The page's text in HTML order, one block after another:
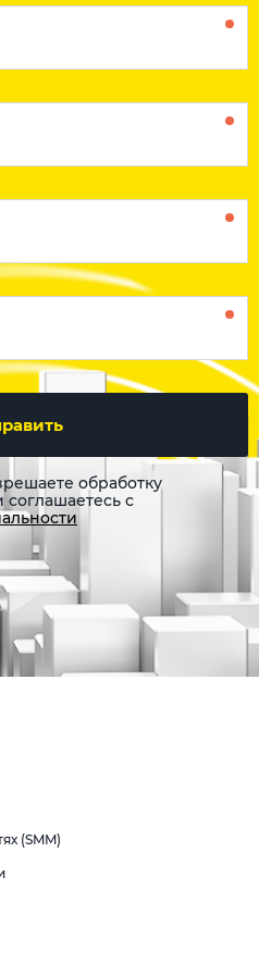
обработку
соглашаетесь с
(SMM)